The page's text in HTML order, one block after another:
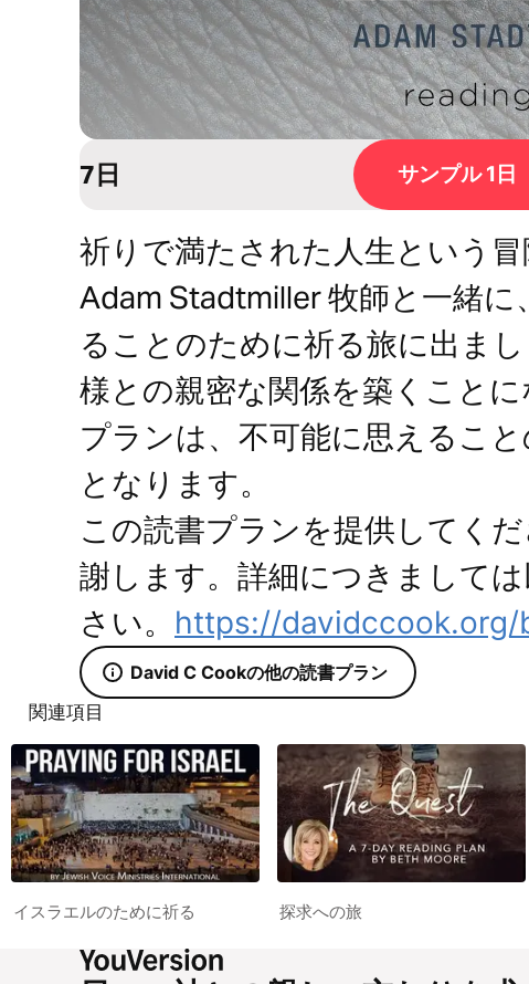
7日 サンプル 1日
祈りで満たされた人生という冒
Adam Stadtmiller 牧師と一緒に
ることのために祈る旅に出ま
様との親密な関係を築くこと
プランは、不可能に思えるこ
となります。
この読書プランを提供してく
謝します。詳細につきまして
さい。 https://davidccook.org/
David C Cookの他の読書プラン
関連項目
イスラエルのために祈る 探求への旅